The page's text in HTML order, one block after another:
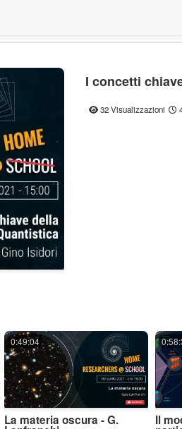
I concetti
32 Visualizzazioni
0:49:04
La materia oscura - G. Il